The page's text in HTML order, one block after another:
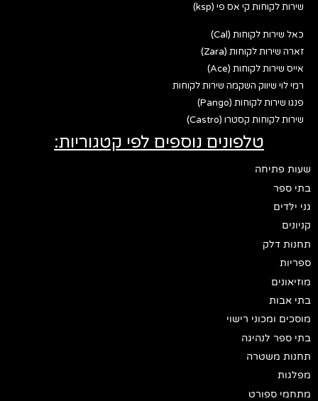
שירות לקוחות קי אס פי (ksp)
כאל שירות לקוחות (Cal)
זארה שירות לקוחות (Zara)
אייס שירות לקוחות (Ace)
רמי לוי שיווק השקמה שירות לקוחות
פנגו שירות לקוחות (Pango)
שירות לקוחות קסטרו (Castro)
טלפונים נוספים לפי קטגוריות:
שעות פתיחה
בתי ספר
גני ילדים
קניונים
תחנות דלק
ספריות
מוזיאונים
בתי אבות
מוסכים ומכוני רישוי
בתי ספר לנהיגה
תחנות משטרה
מפלגות
מתחמי ספורט